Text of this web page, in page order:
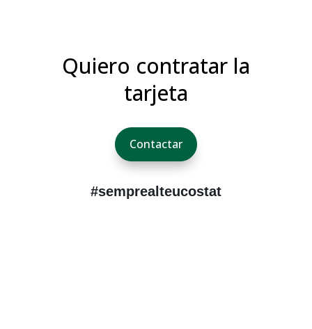
Quiero contratar la
tarjeta
Contactar
#semprealteucostat